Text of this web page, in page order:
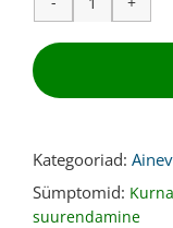
KAALIUM,
Kategooriad:
Sümptomid:
suurendamine